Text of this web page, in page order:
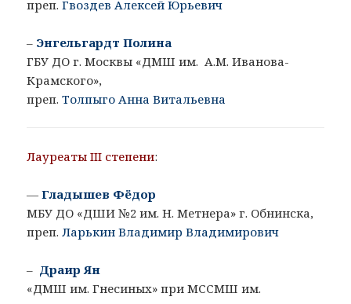
преп.Гвоздев Алексей Юрьевич
– Энгельгардт Полина
ГБУ ДО г. Москвы «ДМШ им. А.М. Иванова-
Крамского»,
преп.Толпыго Анна Витальевна
Лауреаты III степени:
—Гладышев Фёдор
МБУ ДО «ДШИ №2 им. Н. Метнера» г. Обнинска,
преп.Ларькин Владимир Владимирович
– Драир Ян
«ДМШ им. Гнесиных» при МССМШ им.